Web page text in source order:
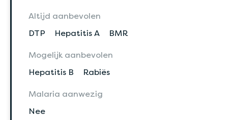
Altijd aanbevolen
DTP
Hepatitis A BMR
Mogelijk aanbevolen
Hepatitis B
Rabiës
Malaria aanwezig
Nee